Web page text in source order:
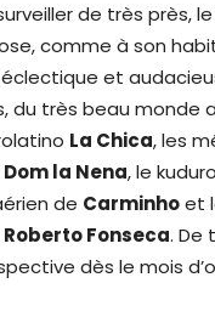
de très près, le
comme à son
et
du très beau monde
La Chica, les
Dom la Nena, le
de Carminhoet
Roberto Fonseca. De
dès le mois